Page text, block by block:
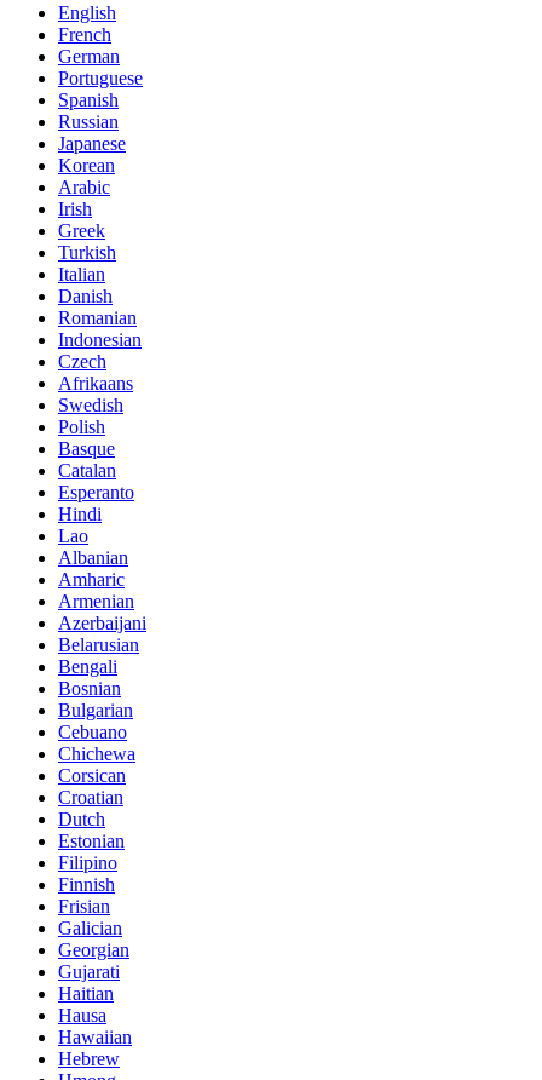
English
French
German
Portuguese
Spanish
Russian
Japanese
Korean
Arabic
Irish
Greek
Turkish
Italian
Danish
Romanian
Indonesian
Czech
Afrikaans
Swedish
Polish
Basque
Catalan
Esperanto
Hindi
Lao
Albanian
Amharic
Armenian
Azerbaijani
Belarusian
Bengali
Bosnian
Bulgarian
Cebuano
Chichewa
Corsican
Croatian
Dutch
Estonian
Filipino
Finnish
Frisian
Galician
Georgian
Gujarati
Haitian
Hausa
Hawaiian
Hebrew